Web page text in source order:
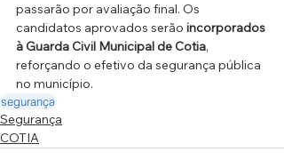
passarão por avaliação final. Os
candidatos aprovados serão incorporados
à Guarda Civil Municipal de Cotia,
reforçando o efetivo da segurança pública
no município.
segurança
Segurança
COTIA